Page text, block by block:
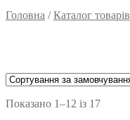
Головна /Каталог товарів
Показано 1–12 із 17